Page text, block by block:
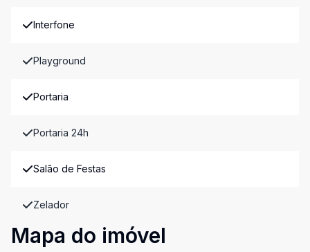
Interfone
Playground
Portaria
Portaria 24h
Salão de Festas
Zelador
Mapa do imóvel